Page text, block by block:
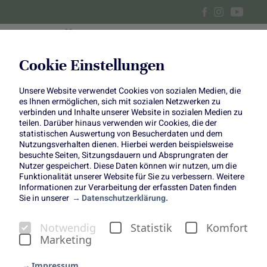
Cookie Einstellungen
Unsere Website verwendet Cookies von sozialen Medien, die
es Ihnen ermöglichen, sich mit sozialen Netzwerken zu
verbinden und Inhalte unserer Website in sozialen Medien zu
teilen. Darüber hinaus verwenden wir Cookies, die der
statistischen Auswertung von Besucherdaten und dem
Nutzungsverhalten dienen. Hierbei werden beispielsweise
besuchte Seiten, Sitzungsdauern und Absprungraten der
Nutzer gespeichert. Diese Daten können wir nutzen, um die
Funktionalität unserer Website für Sie zu verbessern. Weitere
Informationen zur Verarbeitung der erfassten Daten finden
Sie in unserer
Datenschutzerklärung.
Notwendig Statistik
Komfort
Marketing
Frisch und lecker ins neue
Jahr
Wir starten frisch & lecker ins
neue Jahr!